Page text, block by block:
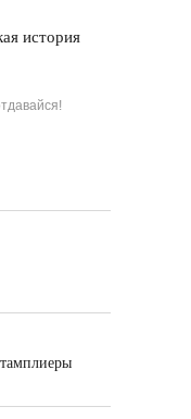
Мультипликационный ролик о книге
сказок Светланы...
история